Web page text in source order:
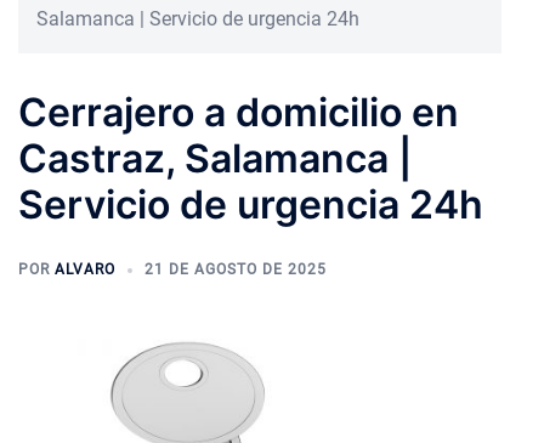
Salamanca | Servicio de urgencia 24h
Cerrajero a domicilio en
Castraz, Salamanca |
Servicio de urgencia 24h
POR ALVARO 21 DE AGOSTO DE 2025